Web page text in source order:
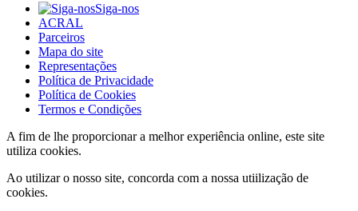
Siga-nos
ACRAL
Parceiros
Mapa do site
Representações
Política de Privacidade
Política de Cookies
Termos e Condições
A fim de lhe proporcionar a melhor experiência online, este site
utiliza cookies.
Ao utilizar o nosso site, concorda com a nossa utiilização de
cookies.